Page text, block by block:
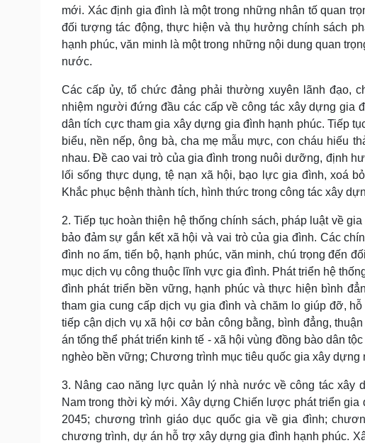
mới. Xác định gia đình là một trong những nhân tố quan
đối tượng tác động, thực hiện và thụ hưởng chính sách
hạnh phúc, văn minh là một trong những nội dung quan
nước.
Các cấp ủy, tổ chức đảng phải thường xuyên lãnh đạo,
nhiệm người đứng đầu các cấp về công tác xây dựng gia
dân tích cực tham gia xây dựng gia đình hạnh phúc. Tiếp
biểu, nền nếp, ông bà, cha mẹ mẫu mực, con cháu hiếu
nhau. Đề cao vai trò của gia đình trong nuôi dưỡng, định
lối sống thực dụng, tệ nạn xã hội, bạo lực gia đình, xoá
Khắc phục bệnh thành tích, hình thức trong công tác xây
2. Tiếp tục hoàn thiện hệ thống chính sách, pháp luật về
bảo đảm sự gắn kết xã hội và vai trò của gia đình. Các
đình no ấm, tiến bộ, hạnh phúc, văn minh, chú trọng đến
mục dịch vụ công thuộc lĩnh vực gia đình. Phát triển hệ
đình phát triển bền vững, hạnh phúc và thực hiện bình
tham gia cung cấp dịch vụ gia đình và chăm lo giúp đỡ,
tiếp cận dịch vụ xã hội cơ bản công bằng, bình đẳng,
án tổng thể phát triển kinh tế - xã hội vùng đồng bào dân
nghèo bền vững; Chương trình mục tiêu quốc gia xây dựng
3. Nâng cao năng lực quản lý nhà nước về công tác xây
Nam trong thời kỳ mới. Xây dựng Chiến lược phát triển
2045; chương trình giáo dục quốc gia về gia đình;
chương trình, dự án hỗ trợ xây dựng gia đình hạnh phúc.